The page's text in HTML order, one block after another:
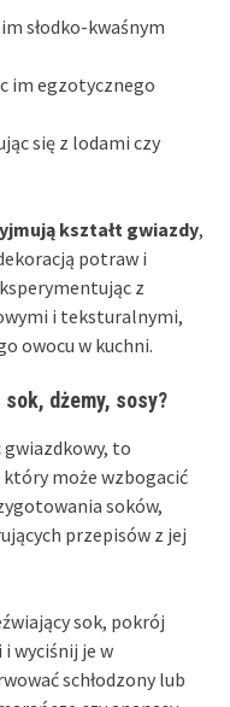
słodko-kwaśnym
im egzotycznego
się z lodami czy
kształt gwiazdy,
potraw i
z
i teksturalnymi,
owocu w kuchni.
dżemy, sosy?
to
może wzbogacić
soków,
przepisów z jej
sok, pokrój
i wyciśnij je w
schłodzony lub